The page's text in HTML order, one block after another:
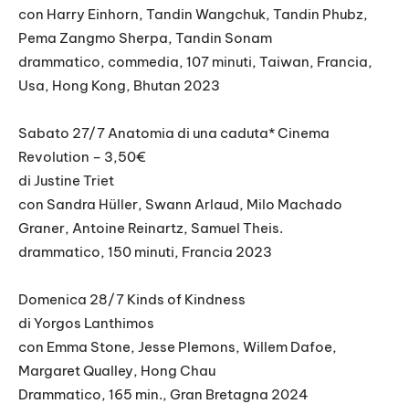
con Harry Einhorn, Tandin Wangchuk, Tandin Phubz,
Pema Zangmo Sherpa, Tandin Sonam
drammatico, commedia, 107 minuti, Taiwan, Francia,
Usa, Hong Kong, Bhutan 2023
Sabato 27/7 Anatomia di una caduta* Cinema
Revolution – 3,50€
di Justine Triet
con Sandra Hüller, Swann Arlaud, Milo Machado
Graner, Antoine Reinartz, Samuel Theis.
drammatico, 150 minuti, Francia 2023
Domenica 28/7 Kinds of Kindness
di Yorgos Lanthimos
con Emma Stone, Jesse Plemons, Willem Dafoe,
Margaret Qualley, Hong Chau
Drammatico, 165 min., Gran Bretagna 2024